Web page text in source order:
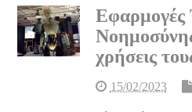
Εφαρμογές
Νοημοσύνης
χρήσεις
15/02/2023